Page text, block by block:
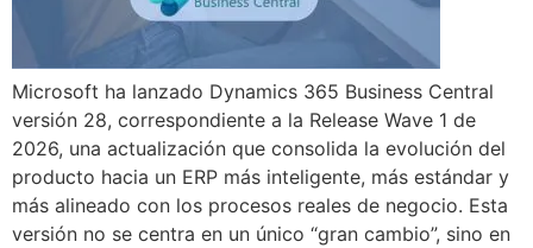
Microsoft ha lanzado Dynamics 365 Business Central
versión 28, correspondiente a la Release Wave 1 de
2026, una actualización que consolida la evolución del
producto hacia un ERP más inteligente, más estándar y
más alineado con los procesos reales de negocio. Esta
versión no se centra en un único “gran cambio”, sino en